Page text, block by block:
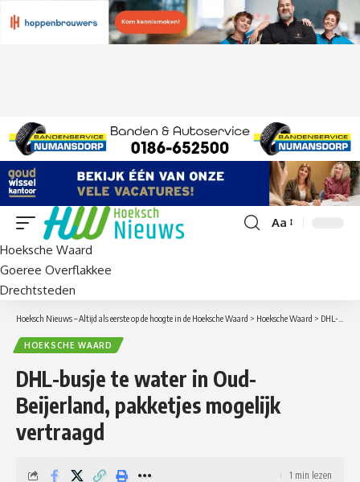
Lettergrootte
Aa
Hoeksche Waard
Goeree Overflakkee
Drechtsteden
Hoeksch Nieuws – Altijd als eerste op de hoogte in de Hoeksche Waard > Hoeksche Waard > DHL-busje te water in Oud-Beijerland, pakketjes mogelijk vertraagd
HOEKSCHE WAARD
DHL-busje te water in Oud-
Beijerland, pakketjes mogelijk
vertraagd
1 min lezen